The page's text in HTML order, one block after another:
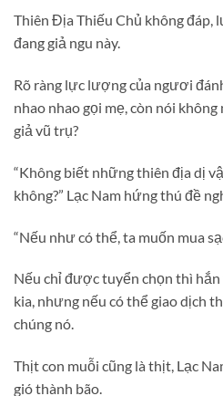
Thiên Địa Thiếu Chủ không đáp,
đang giả ngu này.
Rõ ràng lực lượng của ngươi
nhao nhao gọi mẹ, còn nói
giả vũ trụ?
“Không biết những thiên địa dị
không?” Lạc Nam hứng thú đề
“Nếu như có thể, ta muốn mua
Nếu chỉ được tuyển chọn thì
kia, nhưng nếu có thể giao dịch
chúng nó.
Thịt con muỗi cũng là thịt, Lạc
gió thành bão.